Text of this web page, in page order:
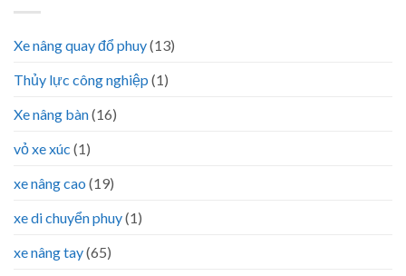
Xe nâng quay đổ phuy(13)
Thủy lực công nghiệp (1)
Xe nâng bàn(16)
vỏ xe xúc (1)
xe nâng cao (19)
xe di chuyển phuy(1)
xe nâng tay(65)